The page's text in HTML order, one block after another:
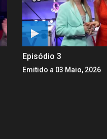
Episódio 3
Emitido a 03 Maio, 2026